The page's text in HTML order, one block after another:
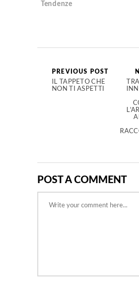
Tendenze
PREVIOUS POST
IL TAPPETO CHE
NON TI ASPETTI
POST A COMMENT